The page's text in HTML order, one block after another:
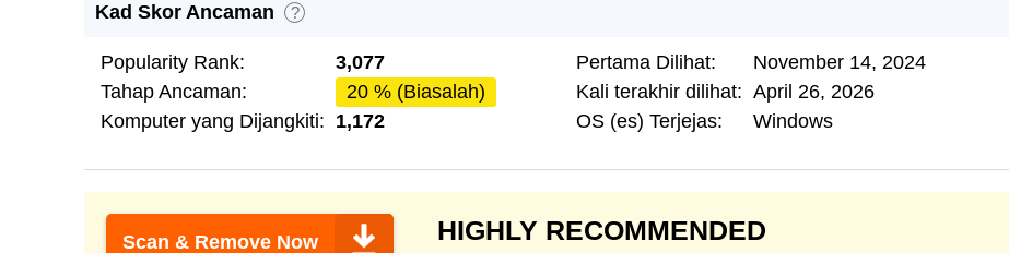
Kad Skor Ancaman ?
Popularity Rank:
3,077
Tahap Ancaman:
20 % (Biasalah)
Komputer yang Dijangkiti: 1,172
Pertama Dilihat:
November 14, 2024
Kali terakhir dilihat: April 26, 2026
OS (es) Terjejas:
Windows
Scan & Remove Now HIGHLY RECOMMENDED